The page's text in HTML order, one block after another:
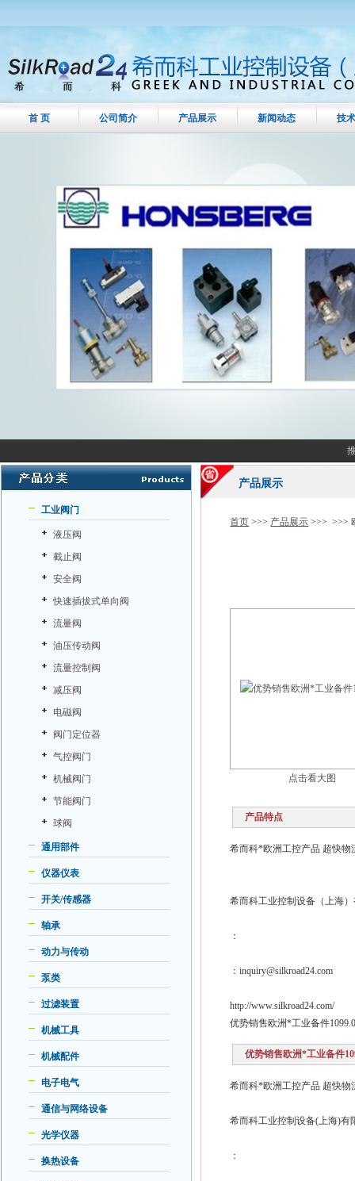
首 页 公司简介 产品展示 新闻动态 技
工业阀门
液压阀
截止阀
安全阀
快速插拔式单向阀
流量阀
油压传动阀
流量控制阀
减压阀
电磁阀
阀门定位器
气控阀门
机械阀门
节能阀门
球阀
通用部件
仪器仪表
开关/传感器
轴承
动力与传动
泵类
过滤装置
机械工具
机械配件
电子电气
通信与网络设备
光学仪器
换热设备
产品展示
首页 >>> 产品展示 >>> >>>
点击看大图
产品特点
希而科*欧洲工控产品 超快物
希而科工业控制设备（上海
：
：inquiry@silkroad24.com
http://www.silkroad24.com/
优势销售欧洲*工业备件
优势销售欧洲*工业备件
希而科*欧洲工控产品 超快
希而科工业控制设备(上海)
：